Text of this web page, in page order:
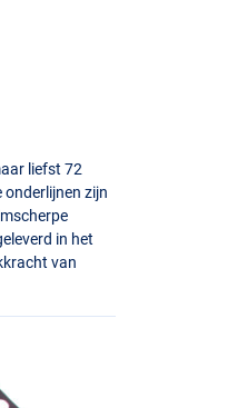
liefst 72
onderlijnen zijn
in het
van